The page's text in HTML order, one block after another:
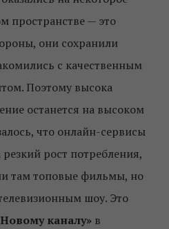
пространстве — это
они сохранили
с качественным
Поэтому высока
останется на высоком
что онлайн-сервисы
рост потребления,
там топовые фильмы, но
шоу. Это
каналу» в